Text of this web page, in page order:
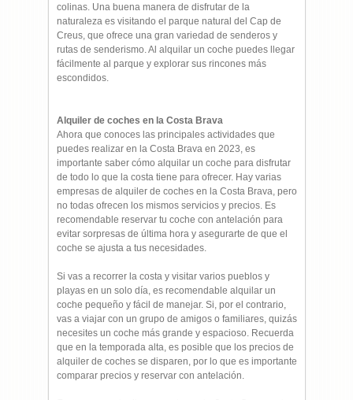
colinas. Una buena manera de disfrutar de la
naturaleza es visitando el parque natural del Cap de
Creus, que ofrece una gran variedad de senderos y
rutas de senderismo. Al alquilar un coche puedes llegar
fácilmente al parque y explorar sus rincones más
escondidos.
Alquiler de coches en la Costa Brava
Ahora que conoces las principales actividades que
puedes realizar en la Costa Brava en 2023, es
importante saber cómo alquilar un coche para disfrutar
de todo lo que la costa tiene para ofrecer. Hay varias
empresas de alquiler de coches en la Costa Brava, pero
no todas ofrecen los mismos servicios y precios. Es
recomendable reservar tu coche con antelación para
evitar sorpresas de última hora y asegurarte de que el
coche se ajusta a tus necesidades.
Si vas a recorrer la costa y visitar varios pueblos y
playas en un solo día, es recomendable alquilar un
coche pequeño y fácil de manejar. Si, por el contrario,
vas a viajar con un grupo de amigos o familiares, quizás
necesites un coche más grande y espacioso. Recuerda
que en la temporada alta, es posible que los precios de
alquiler de coches se disparen, por lo que es importante
comparar precios y reservar con antelación.